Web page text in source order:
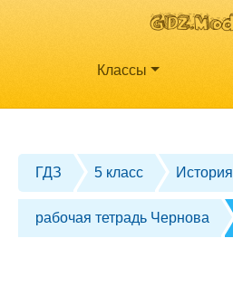
Классы
ГДЗ 5 класс История
рабочая тетрадь Чернова